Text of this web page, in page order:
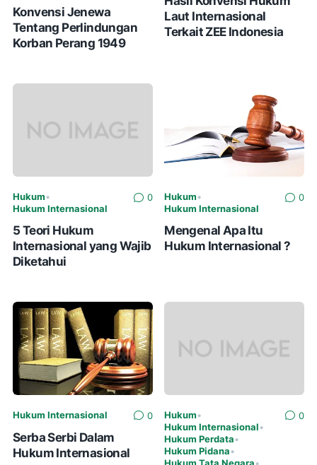
Konvensi Jenewa
Tentang Perlindungan
Korban Perang 1949
Laut Internasional
Terkait ZEE Indonesia
Hukum•
Hukum Internasional
0
5 Teori Hukum
Internasional yang Wajib
Diketahui
Hukum•
Hukum Internasional
0
Mengenal Apa Itu
Hukum Internasional ?
Hukum Internasional 0
Serba Serbi Dalam
Hukum Internasional
Hukum•
Hukum Internasional •
Hukum Perdata •
Hukum Pidana •
0